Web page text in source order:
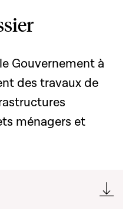
Gouvernement à
des travaux de
ménagers et